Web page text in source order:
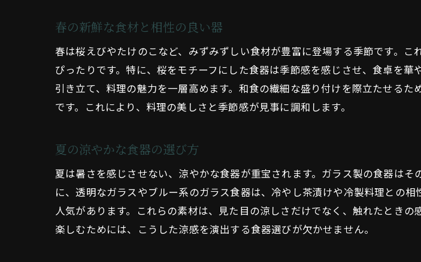
季節ごとの食器選びの
四季を通じて楽しむ和食
視覚と味覚で楽しむ和食の
秋の味覚を際立たせる
冬の温もりを感じる食
四季の変化を楽しむ食
家庭で楽しむ四季の和食
春の新鮮な食材と相性の良い器
春は桜えびやたけのこなど、みずみずしい食材が豊富に登場する季節です。
ぴったりです。特に、桜をモチーフにした食器は季節感を感じさせ、食卓を
引き立て、料理の魅力を一層高めます。和食の繊細な盛り付けを際立たせる
です。これにより、料理の美しさと季節感が見事に調和します。
夏の涼やかな食器の選び方
夏は暑さを感じさせない、涼やかな食器が重宝されます。ガラス製の食器は
に、透明なガラスやブルー系のガラス食器は、冷やし茶漬けや冷製料理との
人気があります。これらの素材は、見た目の涼しさだけでなく、触れたとき
楽しむためには、こうした涼感を演出する食器選びが欠かせません。